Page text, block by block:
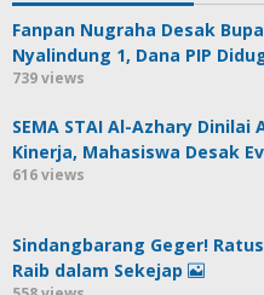
Fanpan Nugraha Desak
Nyalindung 1, Dana PIP
739 views
SEMA STAI Al-Azhary Dinilai
Kinerja, Mahasiswa Desak
616 views
Sindangbarang Geger!
Raib dalam Sekejap